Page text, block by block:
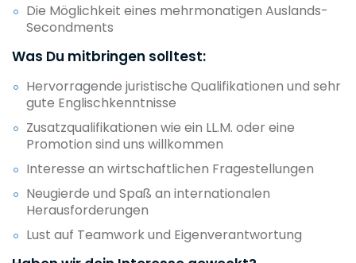
Die Möglichkeit eines mehrmonatigen Auslands-
Secondments
Was Du mitbringen solltest:
Hervorragende juristische Qualifikationen und sehr
gute Englischkenntnisse
Zusatzqualifikationen wie ein LL.M. oder eine
Promotion sind uns willkommen
Interesse an wirtschaftlichen Fragestellungen
Neugierde und Spaß an internationalen
Herausforderungen
Lust auf Teamwork und Eigenverantwortung